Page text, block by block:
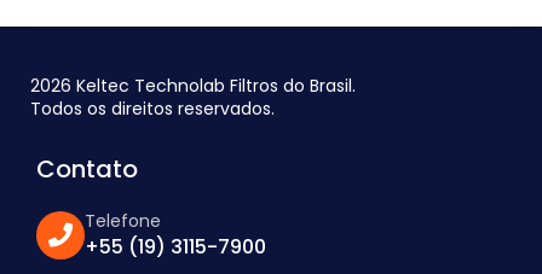
2026 Keltec Technolab Filtros do Brasil.
Todos os direitos reservados.
Contato
Telefone
+55 (19) 3115-7900